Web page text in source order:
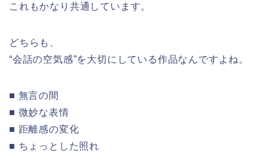
これもかなり共通しています。
どちらも、
“会話の空気感”を大切にしている作品なんですよね。
■ 無言の間
■ 微妙な表情
■ 距離感の変化
■ ちょっとした照れ